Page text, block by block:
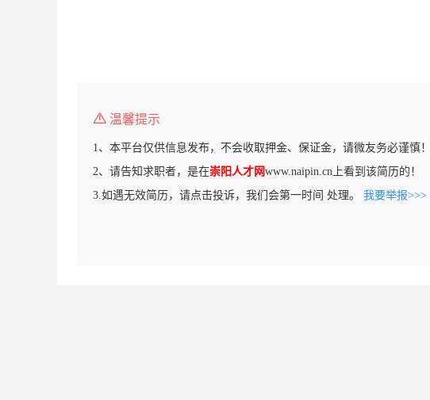
温馨提示
1、本平台仅供信息发布，不会收取押金、保证金，请微友务必谨慎！
2、请告知求职者，是在崇阳人才网www.naipin.cn上看到该简历的！
3.如遇无效简历，请点击投诉，我们会第一时间 处理。 我要举报>>>